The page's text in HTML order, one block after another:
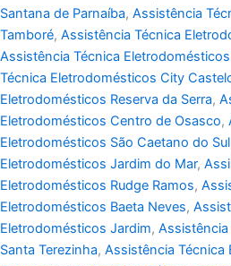
Santana de Parnaíba, Assistência
Tamboré, Assistência Técnica
Assistência Técnica
Técnica Eletrodomésticos City
Eletrodomésticos Reserva da Serra,
Eletrodomésticos Centro de Osasco,
Eletrodomésticos São Caetano do Sul
Eletrodomésticos Jardim do Mar,
Eletrodomésticos Rudge Ramos,
Eletrodomésticos Baeta Neves,
Eletrodomésticos Jardim,
Santa Terezinha, Assistência Técnica